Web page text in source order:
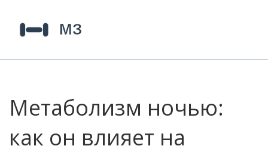
Метаболизм ночью:
как он влияет на